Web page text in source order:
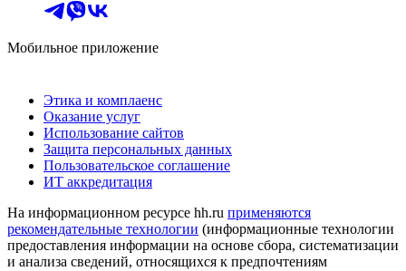
Мобильное приложение
Этика и комплаенс
Оказание услуг
Использование сайтов
Защита персональных данных
Пользовательское соглашение
ИТ аккредитация
На информационном ресурсе hh.ru применяются
рекомендательные технологии (информационные технологии
предоставления информации на основе сбора, систематизации
и анализа сведений, относящихся к предпочтениям